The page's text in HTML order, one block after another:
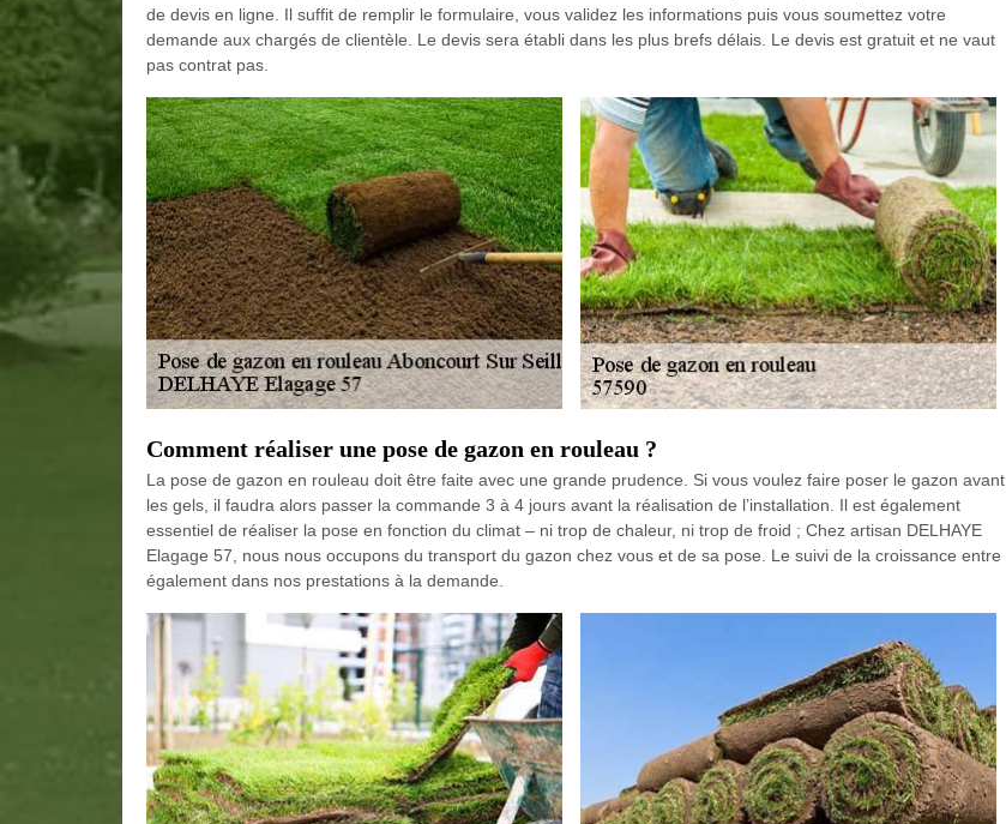
de devis en ligne. Il suffit de remplir le formulaire, vous validez les informations puis vous soumettez votre
demande aux chargés de clientèle. Le devis sera établi dans les plus brefs délais. Le devis est gratuit et ne vaut
pas contrat pas.
Comment réaliser une pose de gazon en rouleau ?
La pose de gazon en rouleau doit être faite avec une grande prudence. Si vous voulez faire poser le gazon avant
les gels, il faudra alors passer la commande 3 à 4 jours avant la réalisation de l’installation. Il est également
essentiel de réaliser la pose en fonction du climat – ni trop de chaleur, ni trop de froid ; Chez artisan DELHAYE
Elagage 57, nous nous occupons du transport du gazon chez vous et de sa pose. Le suivi de la croissance entre
également dans nos prestations à la demande.